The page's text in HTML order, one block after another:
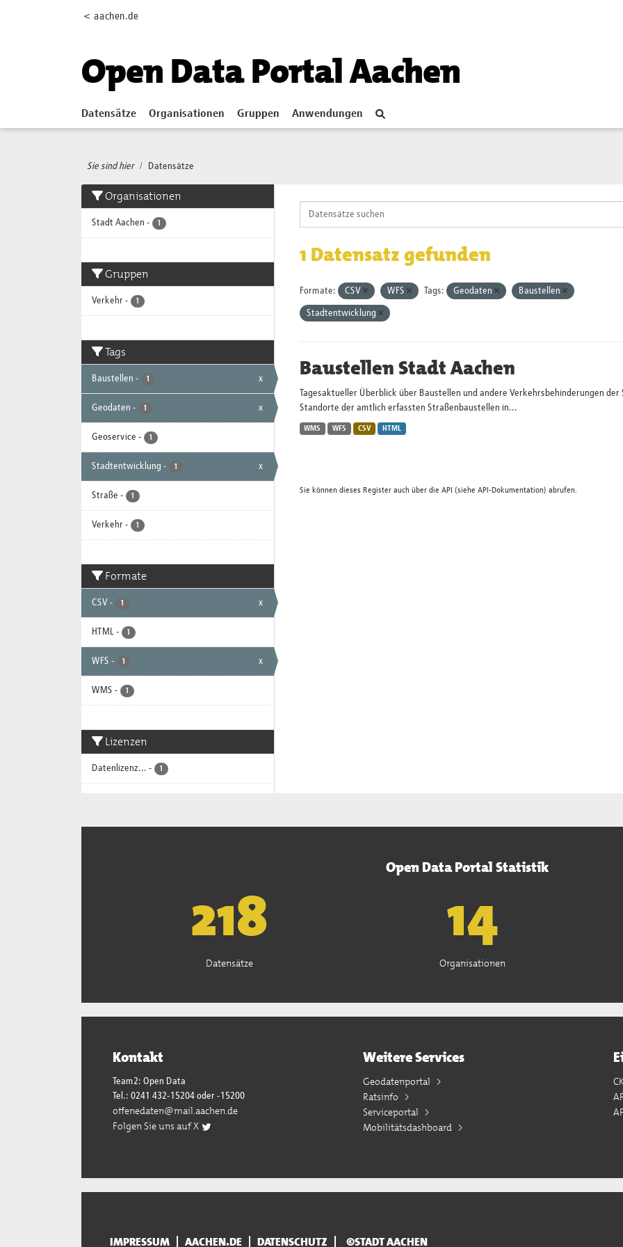
< aachen.de
Open Data Portal Aachen
Datensätze Organisationen Gruppen Anwendungen
Sie sind hier Datensätze
Organisationen
Stadt Aachen - 1
Gruppen
Verkehr - 1
Tags
Baustellen - 1 x
Geodaten - 1 x
Geoservice - 1
Stadtentwicklung - 1 x
Straße - 1
Verkehr - 1
Formate
CSV - 1 x
HTML - 1
WFS - 1 x
WMS - 1
Lizenzen
Datenlizenz... - 1
1 Datensatz gefunden
Formate: CSV WFS Tags: Geodaten Baustellen
Stadtentwicklung
Baustellen Stadt Aachen
Tagesaktueller Überblick über Baustellen und andere Verkehrsbehinderungen
Standorte der amtlich erfassten Straßenbaustellen in...
WMS WFS CSV HTML
Sie können dieses Register auch über die API (siehe API-Dokumentation) abrufen.
Open Data Portal Statistik
221
Datensätze
15
Organisationen
Kontakt
Team2: Open Data
Tel.: 0241 432-15204 oder -15200
offenedaten@mail.aachen.de
Folgen Sie uns auf X
Weitere Services
Geodatenportal
Ratsinfo
Serviceportal
Mobilitätsdashboard
IMPRESSUM AACHEN.DE DATENSCHUTZ ©STADT AACHEN